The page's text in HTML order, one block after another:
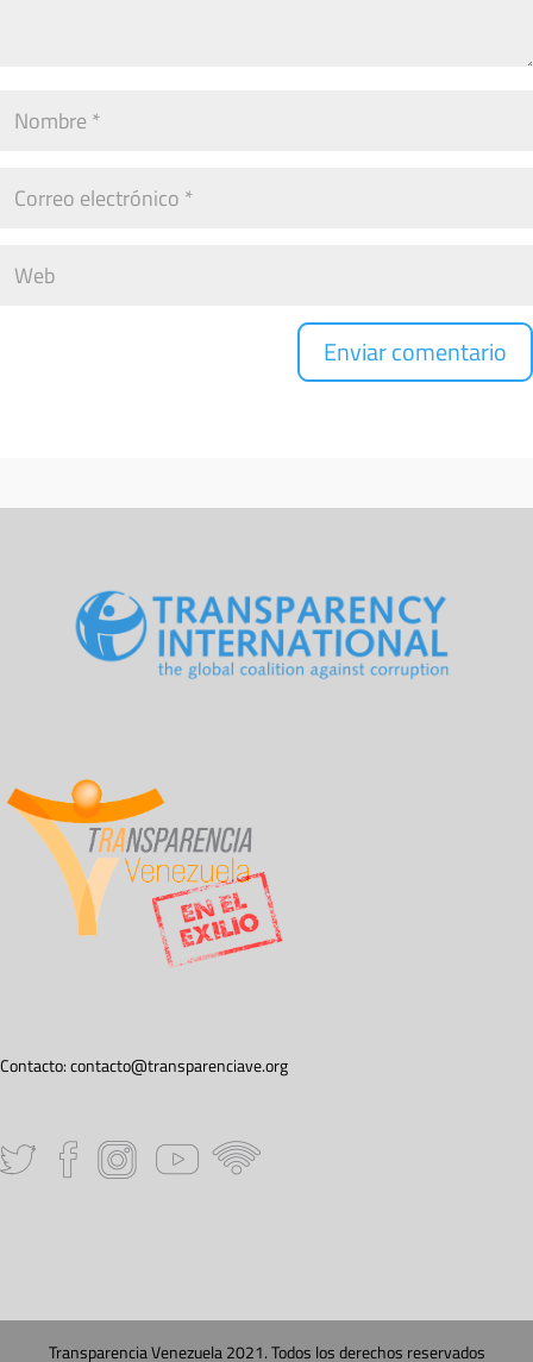
Contacto:contacto@transparenciave.org
Transparencia Venezuela 2021. Todos los derechos reservados